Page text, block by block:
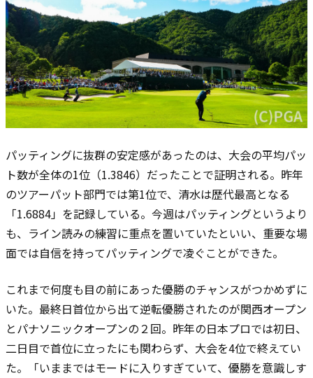
パッティングに抜群の安定感があったのは、大会の平均パッ
ト数が全体の1位（1.3846）だったことで証明される。昨年
のツアーパット部門では第1位で、清水は歴代最高となる
「1.6884」を記録している。今週はパッティングというより
も、ライン読みの練習に重点を置いていたといい、重要な場
面では自信を持ってパッティングで凌ぐことができた。
これまで何度も目の前にあった優勝のチャンスがつかめずに
いた。最終日首位から出て逆転優勝されたのが関西オープン
とパナソニックオープンの２回。昨年の日本プロでは初日、
二日目で首位に立ったにも関わらず、大会を4位で終えてい
た。「いままではモードに入りすぎていて、優勝を意識しす